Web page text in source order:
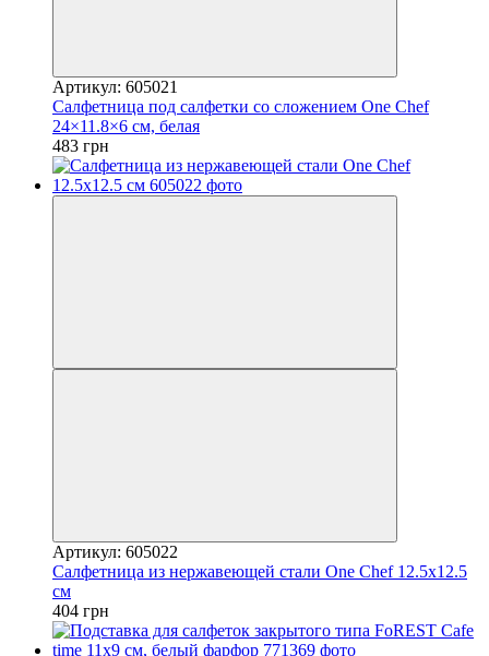
Артикул: 605021
Салфетница под салфетки со сложением One Chef
24×11.8×6 см, белая
483 грн
Артикул: 605022
Салфетница из нержавеющей стали One Chef 12.5х12.5
см
404 грн